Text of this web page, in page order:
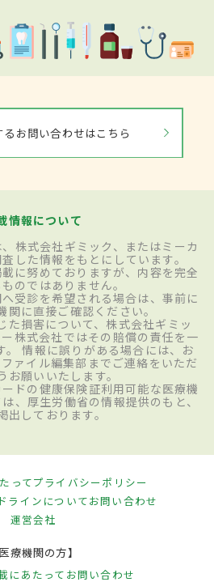
るお問い合わせはこちら
情報について
株式会社ギミック、またはミーカ
した情報をもとにしています。
に努めておりますが、内容を完全
のではありません。
受診を希望される場合は、事前に
関に直接ご確認ください。
た損害について、株式会社ギミッ
株式会社ではその賠償の責任を一
。 情報に誤りがある場合には、お
ァイル編集部までご連絡をいただ
お願いいたします。
ドの健康保険証利用可能な医療機
、厚生労働省の情報提供のもと、
出しております。
ってプライバシーポリシー
ラインについてお問い合わせ
運営会社
医療機関の方】
にあたって お問い合わせ